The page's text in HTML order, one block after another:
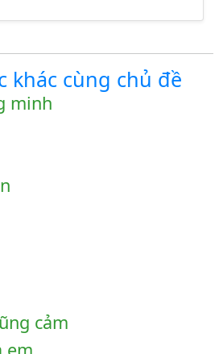
khác cùng chủ đề
minh
cảm
em